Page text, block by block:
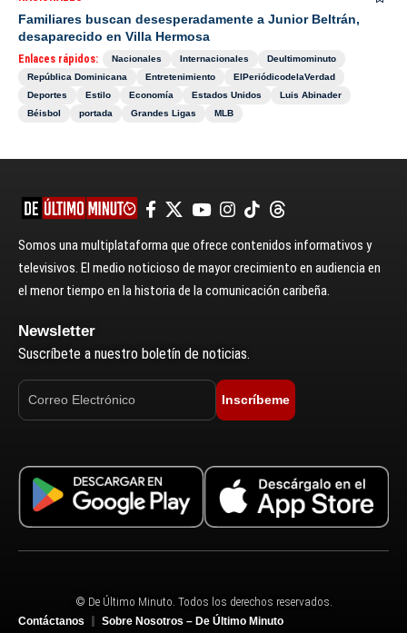
Familiares buscan desesperadamente a Junior Beltrán,
desaparecido en Villa Hermosa
Enlaces rápidos: Nacionales Internacionales
Deultimominuto
República Dominicana
Entretenimiento
ElPeriódicodelaVerdad
Deportes
Estilo Economía Estados Unidos
Luis Abinader
Béisbol
portada Grandes Ligas MLB
Somos una multiplataforma que ofrece contenidos informativos y
televisivos. El medio noticioso de mayor crecimiento en audiencia en
el menor tiempo en la historia de la comunicación caribeña.
Newsletter
Suscríbete a nuestro boletín de noticias.
Inscríbeme
© De Último Minuto. Todos los derechos reservados.
Contáctanos
Sobre Nosotros – De Último Minuto